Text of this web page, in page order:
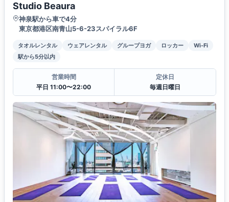
Studio Beaura
神泉駅から車で4分
東京都港区南青山5-6-23スパイラル6F
タオルレンタル ウェアレンタル グループヨガ ロッカー
Wi-Fi
駅から5分以内
営業時間
平日 11:00〜22:00
定休日
毎週日曜日